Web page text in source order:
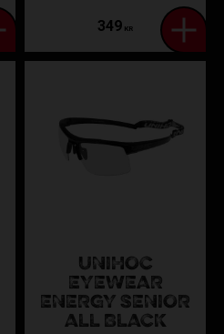
349 KR
UNIHOC
EYEWEAR
ENERGY SENIOR
ALL BLACK